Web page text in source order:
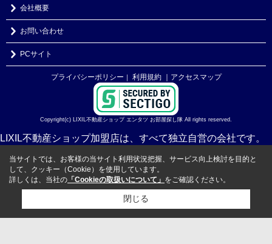
会社概要
お問い合わせ
PCサイト
プライバシーポリシー ｜ 利用規約 ｜アクセスマップ
Copyright(c) LIXIL不動産ショップ エンタツ お部屋探し隊 All rights reserved.
LIXIL不動産ショップ加盟店は、すべて独立自営の会社です。
当サイトでは、お客様の当サイト利用状況把握、サービス向上検討を目的と
して、クッキー（Cookie）を使用しています。
詳しくは、当社の 「Cookieの取扱いについて」 をご確認ください。
閉じる